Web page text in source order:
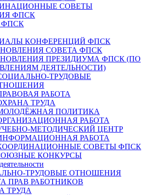
СОВЕТЫ
ФПСК
ФПСК
КОНФЕРЕНЦИЙ ФПСК
СОВЕТА ФПСК
ПРЕЗИДИУМА ФПСК (ПО
ДЕЯТЕЛЬНОСТИ)
ТРУДОВЫЕ
РАБОТА
ТРУДА
ПОЛИТИКА
РАБОТА
МЕТОДИЧЕСКИЙ ЦЕНТР
РАБОТА
СОВЕТЫ ФПСК
КОНКУРСЫ
ТРУДОВЫЕ ОТНОШЕНИЯ
ПРАВ РАБОТНИКОВ
ТРУДА